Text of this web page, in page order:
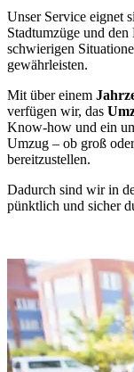
Unser Service eignet
Stadtumzüge und den
schwierigen
gewährleisten.
Mit über einem
verfügen wir, das
Know-how und ein
Umzug – ob groß
bereitzustellen.
Dadurch sind wir in
pünktlich und sicher